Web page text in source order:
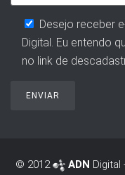
Desejo receber
Digital. Eu entendo
no link de
© 2012 ADN